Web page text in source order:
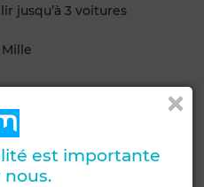
jusqu’à 3 voitures
Bon état / habitable
est importante
nous.